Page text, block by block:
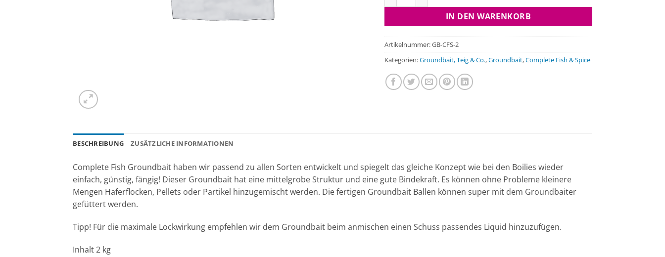
IN DEN WARENKORB
Artikelnummer:GB-CFS-2
Kategorien:Groundbait, Teig & Co.,Groundbait,Complete Fish & Spice
BESCHREIBUNG ZUSÄTZLICHE INFORMATIONEN
Complete Fish Groundbait haben wir passend zu allen Sorten entwickelt und spiegelt das gleiche Konzept wie bei den Boilies wieder
einfach, günstig, fängig! Dieser Groundbait hat eine mittelgrobe Struktur und eine gute Bindekraft. Es können ohne Probleme kleinere
Mengen Haferflocken, Pellets oder Partikel hinzugemischt werden. Die fertigen Groundbait Ballen können super mit dem Groundbaiter
gefüttert werden.
Tipp! Für die maximale Lockwirkung empfehlen wir dem Groundbait beim anmischen einen Schuss passendes Liquid hinzuzufügen.
Inhalt 2 kg